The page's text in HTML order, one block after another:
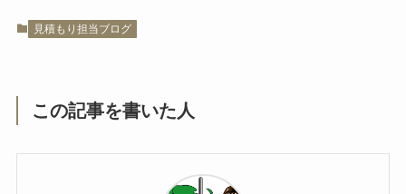
見積もり担当ブログ
この記事を書いた人